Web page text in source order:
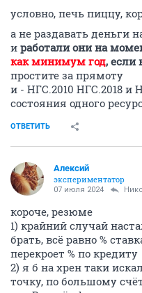
условно, печь пиццу,
а не раздавать деньги
и работали они на
как минимум год, если
простите за прямоту
и - НГС.2010 НГС.2018 и
состояния одного
ОТВЕТИТЬ
Алексий
экспериментатор
07 июля 2024
короче, резюме
1) крайний случай
брать, всё равно %
перекроет % по кредиту
2) я б на хрен таки
точку, по большому